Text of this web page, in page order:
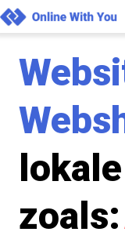
Ga
naar
inhoud
zoals: